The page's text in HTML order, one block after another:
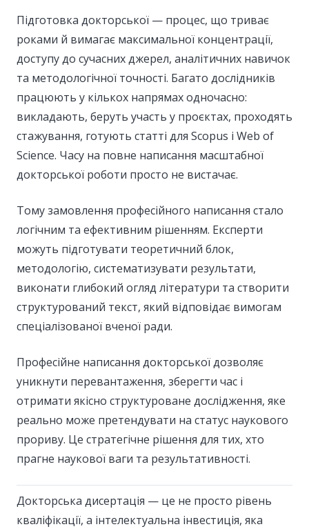
Підготовка докторської — процес, що триває
роками й вимагає максимальної концентрації,
доступу до сучасних джерел, аналітичних навичок
та методологічної точності. Багато дослідників
працюють у кількох напрямах одночасно:
викладають, беруть участь у проєктах, проходять
стажування, готують статті для Scopus і Web of
Science. Часу на повне написання масштабної
докторської роботи просто не вистачає.
Тому замовлення професійного написання стало
логічним та ефективним рішенням. Експерти
можуть підготувати теоретичний блок,
методологію, систематизувати результати,
виконати глибокий огляд літератури та створити
структурований текст, який відповідає вимогам
спеціалізованої вченої ради.
Професійне написання докторської дозволяє
уникнути перевантаження, зберегти час і
отримати якісно структуроване дослідження, яке
реально може претендувати на статус наукового
прориву. Це стратегічне рішення для тих, хто
прагне наукової ваги та результативності.
Докторська дисертація — це не просто рівень
кваліфікації, а інтелектуальна інвестиція, яка